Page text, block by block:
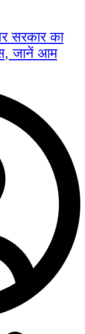
सरकार का
जानें आम